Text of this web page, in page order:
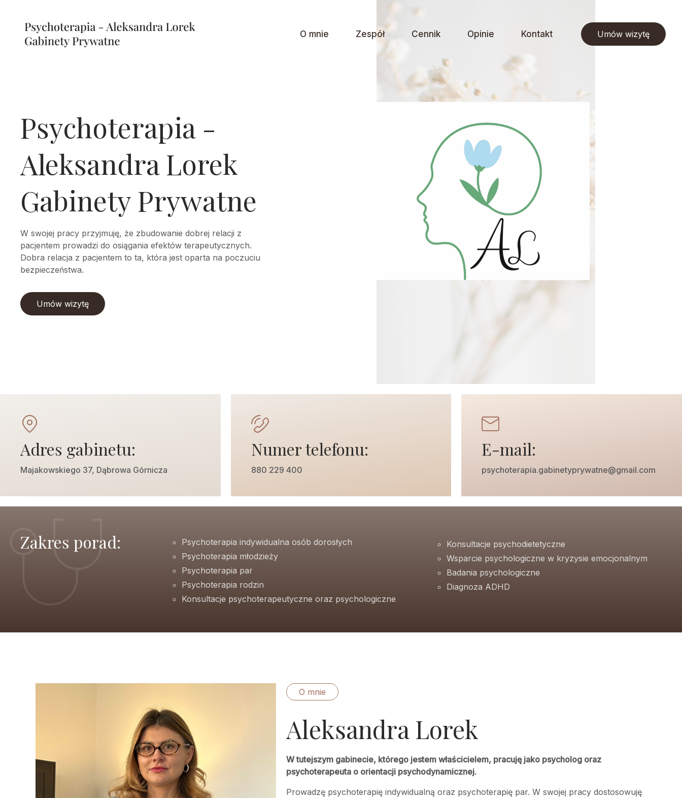
O mnie Zespół Cennik Opinie Kontakt Umów wizytę
Psychoterapia -
Aleksandra Lorek
Gabinety Prywatne
W swojej pracy przyjmuję, że zbudowanie dobrej relacji z
pacjentem prowadzi do osiągania efektów terapeutycznych.
Dobra relacja z pacjentem to ta, która jest oparta na poczuciu
bezpieczeństwa.
Umów wizytę
Adres gabinetu:
Majakowskiego 37, Dąbrowa Górnicza
Numer telefonu:
880 229 400
E-mail:
psychoterapia.gabinetyprywatne@gmail.com
Zakres porad:
Psychoterapia indywidualna osób dorosłych
Psychoterapia młodzieży
Psychoterapia par
Psychoterapia rodzin
Konsultacje psychoterapeutyczne oraz psychologiczne
Konsultacje psychodietetyczne
Wsparcie psychologiczne w kryzysie emocjonalnym
Badania psychologiczne
Diagnoza ADHD
O mnie
Aleksandra Lorek
W tutejszym gabinecie, którego jestem właścicielem, pracuję jako psycholog oraz
psychoterapeuta o orientacji psychodynamicznej.
Prowadzę psychoterapię indywidualną oraz psychoterapię par. W swojej pracy dostosowuję